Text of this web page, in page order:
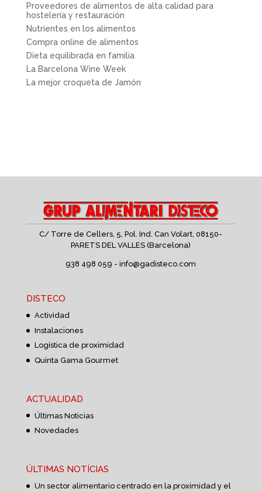
Proveedores de alimentos de alta calidad para
hostelería y restauración
Nutrientes en los alimentos
Compra online de alimentos
Dieta equilibrada en familia
La Barcelona Wine Week
La mejor croqueta de Jamón
C/ Torre de Cellers, 5, Pol. Ind. Can Volart,08150-
PARETS DEL VALLES (Barcelona)
938 498 059 -info@gadisteco.com
DISTECO
Actividad
Instalaciones
Logística de proximidad
Quinta Gama Gourmet
ACTUALIDAD
Últimas Noticias
Novedades
ÚLTIMAS NOTÍCIAS
Un sector alimentario centrado en la proximidad y el